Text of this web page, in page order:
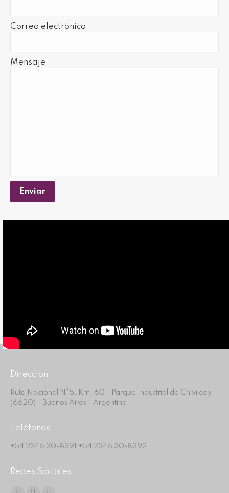
Correo electrónico
Mensaje
Dirección
Ruta Nacional N°5, Km 160 - Parque Industrial de Chivilcoy
(6620) - Buenos Aires - Argentina
Teléfonos
+54 2346 30-8391 +54 2346 30-8392
Redes Sociales
Find us on: